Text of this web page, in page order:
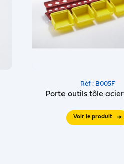
Réf : B005F
Porte outils tôle
Voir le produit